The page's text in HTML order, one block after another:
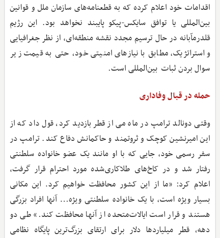
اقدامات خود اعلام کرده که به قطعنامه‌های سازمان ملل و قوانین
بین‌المللی یا توافق سایکس-پیکو پایبند نخواهد بود. این رژیم
قلدرمآبانه در حال ترسیم مجدد نقشه منطقه‌ای، از نظر جغرافیایی
و استراتژیک، مطابق با نیازهای امنیتی خود، حتی به قیمت زیر
سوال بردن ثبات بین‌المللی است.
حمله در قبال وفاداری
وقتی دونالد ترامپ در ماه می از قطر بازدید کرد، قول داد که از
این امیرنشین کوچک و ثروتمند و حاکمانش دفاع کند. ترامپ در
سفر رسمی خود، جایی که با او مانند یک عضو خانواده سلطنتی
رفتار شد و در کاخ‌های طلاکاری‌شده مورد احترام قرار گرفت،
اعلام کرد: «ما از این کشور محافظت خواهیم کرد. این مکانی
بسیار ویژه‌ است، با یک خانواده سلطنتی ویژه... آنها افراد بزرگی
هستند و قرار است ایالات‌متحده از آنها محافظت کند.» طی دو
دهه، قطر میلیاردها دلار برای ارتقای بزرگ‌ترین پایگاه نظامی